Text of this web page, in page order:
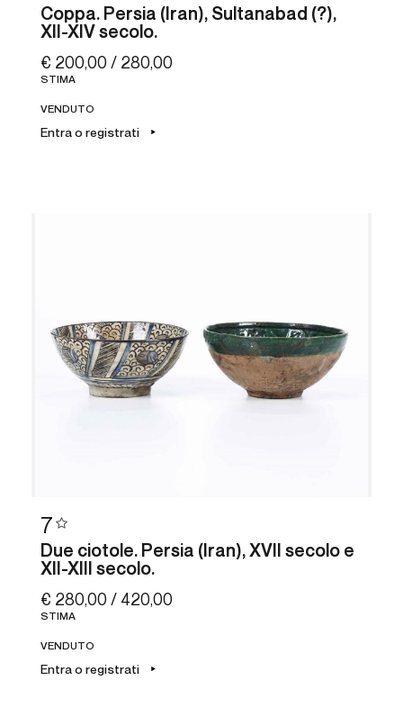
Coppa. Persia (Iran), Sultanabad (?),
XII-XIV secolo.
€ 200,00 / 280,00
STIMA
VENDUTO
Entra o registrati
7
Due ciotole. Persia (Iran), XVII secolo e
XII-XIII secolo.
€ 280,00 / 420,00
STIMA
VENDUTO
Entra o registrati